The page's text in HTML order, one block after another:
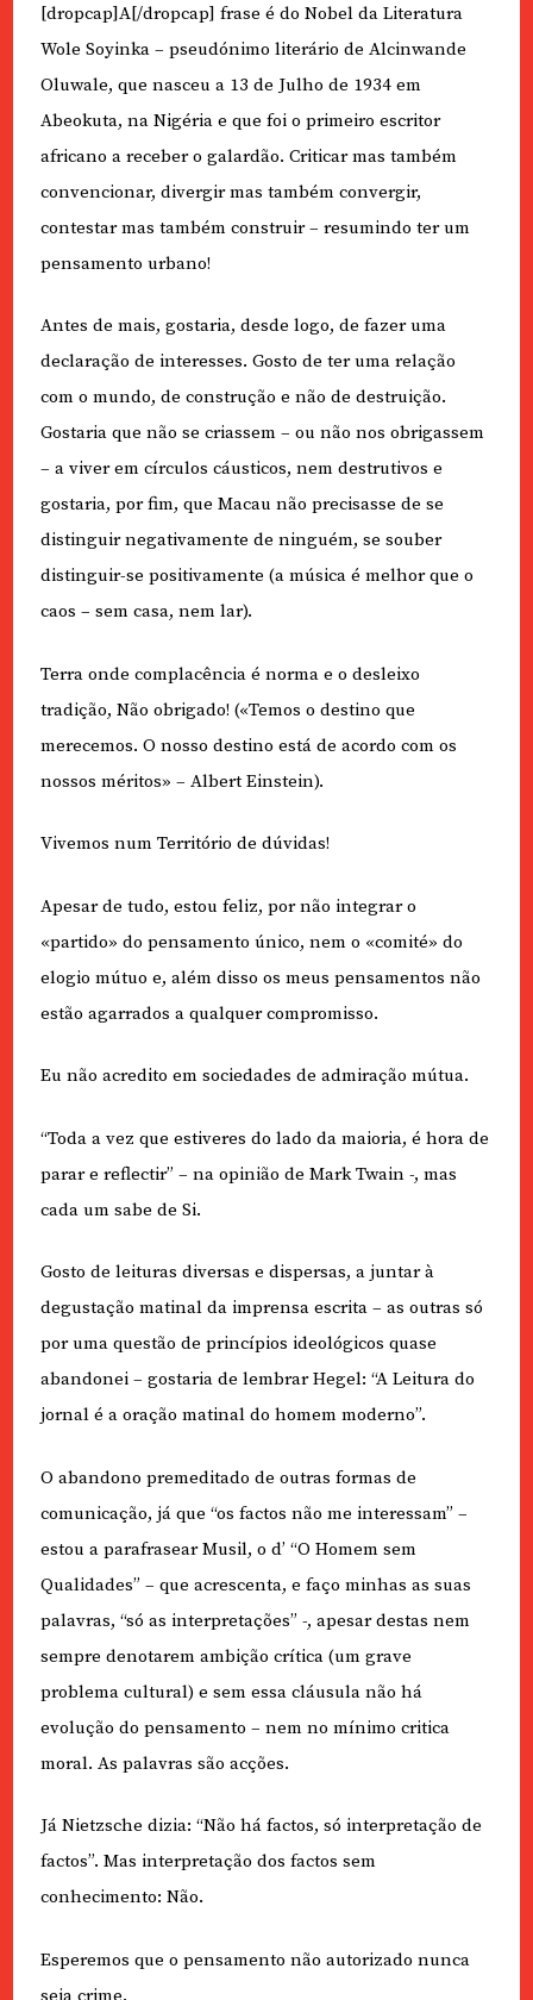
[dropcap]A[/dropcap] frase é do Nobel da Literatura
Wole Soyinka – pseudónimo literário de Alcinwande
Oluwale, que nasceu a 13 de Julho de 1934 em
Abeokuta, na Nigéria e que foi o primeiro escritor
africano a receber o galardão. Criticar mas também
convencionar, divergir mas também convergir,
contestar mas também construir – resumindo ter um
pensamento urbano!
Antes de mais, gostaria, desde logo, de fazer uma
declaração de interesses. Gosto de ter uma relação
com o mundo, de construção e não de destruição.
Gostaria que não se criassem – ou não nos obrigassem
– a viver em círculos cáusticos, nem destrutivos e
gostaria, por fim, que Macau não precisasse de se
distinguir negativamente de ninguém, se souber
distinguir-se positivamente (a música é melhor que o
caos – sem casa, nem lar).
Terra onde complacência é norma e o desleixo
tradição, Não obrigado! («Temos o destino que
merecemos. O nosso destino está de acordo com os
nossos méritos» – Albert Einstein).
Vivemos num Território de dúvidas!
Apesar de tudo, estou feliz, por não integrar o
«partido» do pensamento único, nem o «comité» do
elogio mútuo e, além disso os meus pensamentos não
estão agarrados a qualquer compromisso.
Eu não acredito em sociedades de admiração mútua.
“Toda a vez que estiveres do lado da maioria, é hora de
parar e reflectir” – na opinião de Mark Twain -, mas
cada um sabe de Si.
Gosto de leituras diversas e dispersas, a juntar à
degustação matinal da imprensa escrita – as outras só
por uma questão de princípios ideológicos quase
abandonei – gostaria de lembrar Hegel: “A Leitura do
jornal é a oração matinal do homem moderno”.
O abandono premeditado de outras formas de
comunicação, já que “os factos não me interessam” –
estou a parafrasear Musil, o d’ “O Homem sem
Qualidades” – que acrescenta, e faço minhas as suas
palavras, “só as interpretações” -, apesar destas nem
sempre denotarem ambição crítica (um grave
problema cultural) e sem essa cláusula não há
evolução do pensamento – nem no mínimo critica
moral. As palavras são acções.
Já Nietzsche dizia: “Não há factos, só interpretação de
factos”. Mas interpretação dos factos sem
conhecimento: Não.
Esperemos que o pensamento não autorizado nunca
seja crime.